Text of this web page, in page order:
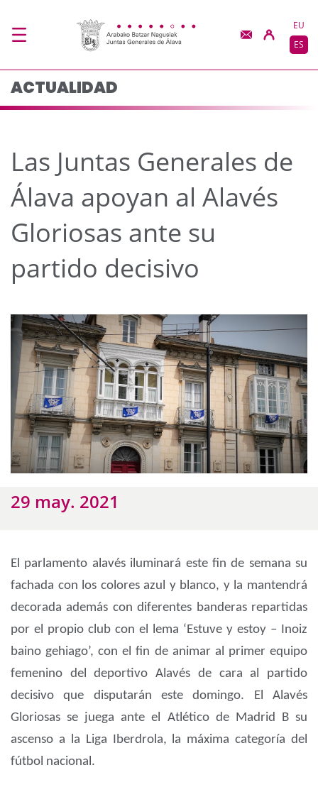
Las Juntas GeneralesEU
ES
ACTUALIDAD
Las Juntas Generales de
Álava apoyan al Alavés
Gloriosas ante su
partido decisivo
29 may. 2021
El parlamento alavés iluminará este fin de semana su
fachada con los colores azul y blanco, y la mantendrá
decorada además con diferentes banderas repartidas
por el propio club con el lema ‘Estuve y estoy – Inoiz
baino gehiago’, con el fin de animar al primer equipo
femenino del deportivo Alavés de cara al partido
decisivo que disputarán este domingo. El Alavés
Gloriosas se juega ante el Atlético de Madrid B su
ascenso a la Liga Iberdrola, la máxima categoría del
fútbol nacional.